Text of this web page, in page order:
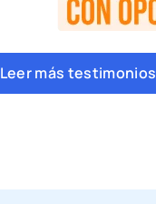
Leer más testimonios